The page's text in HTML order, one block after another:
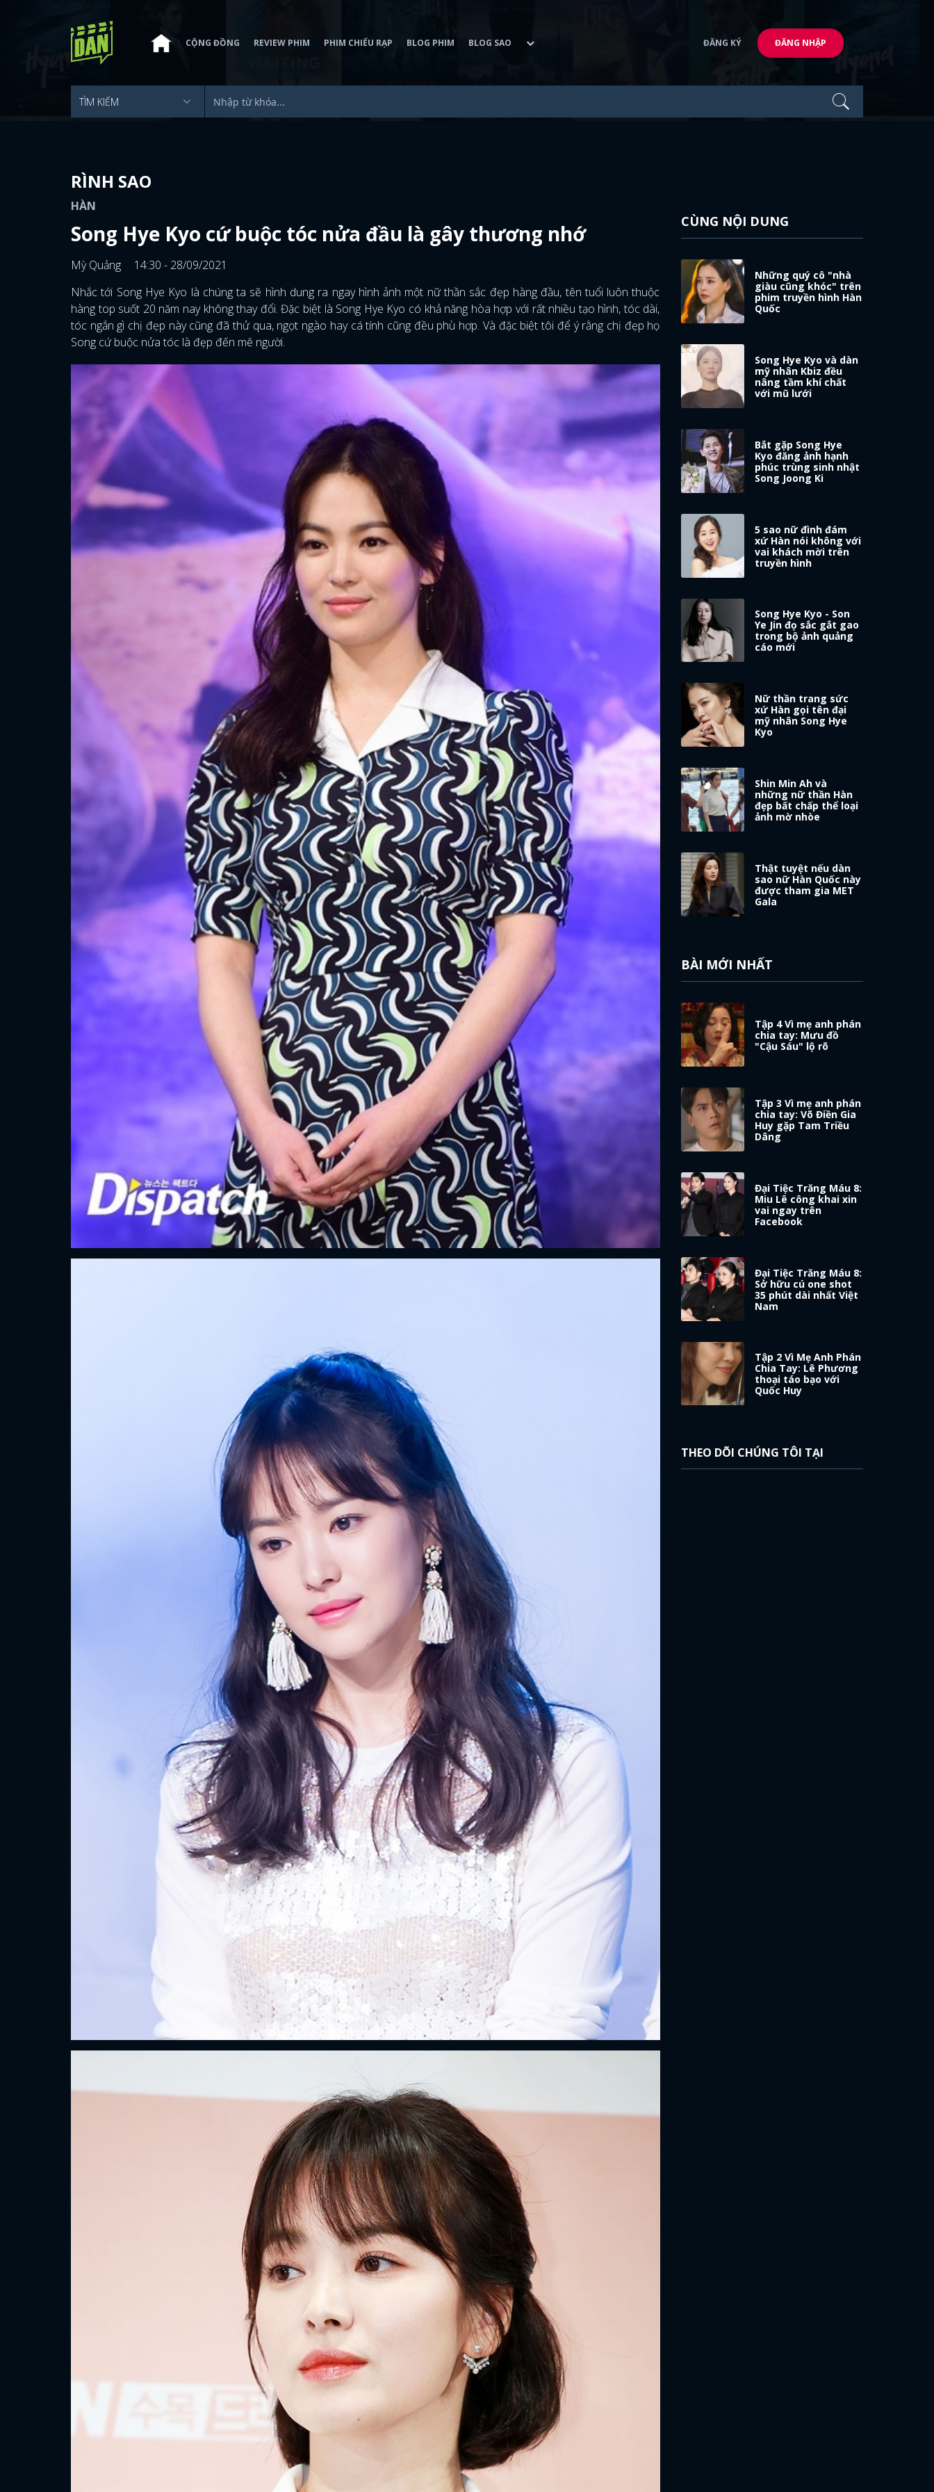
ĐĂNG NHẬP
FACEBOOK
CỘNG ĐỒNG REVIEW PHIM PHIM CHIẾU RẠP BLOG PHIM BLOG SAO ĐĂNG KÝ ĐĂNG NHẬP
RÌNH SAO
HÀN
Song Hye Kyo cứ buộc tóc nửa đầu là gây thương nhớ
Mỳ Quảng
14:30 - 28/09/2021
Nhắc tới Song Hye Kyo là chúng ta sẽ hình dung ra ngay hình ảnh một nữ thần sắc đẹp hàng đầu, tên tuổi luôn thuộc
hàng top suốt 20 năm nay không thay đổi. Đặc biệt là Song Hye Kyo có khả năng hòa hợp với rất nhiều tạo hình, tóc dài,
tóc ngắn gì chị đẹp này cũng đã thử qua, ngọt ngào hay cá tính cũng đều phù hợp. Và đặc biệt tôi để ý rằng chị đẹp họ
Song cứ buộc nửa tóc là đẹp đến mê người.
CÙNG NỘI DUNG
Những quý cô "nhà
giàu cũng khóc" trên
phim truyền hình Hàn
Quốc
Song Hye Kyo và dàn
mỹ nhân Kbiz đều
nâng tầm khí chất
với mũ lưới
Bắt gặp Song Hye
Kyo đăng ảnh hạnh
phúc trùng sinh nhật
Song Joong Ki
5 sao nữ đình đám
xứ Hàn nói không với
vai khách mời trên
truyền hình
Song Hye Kyo - Son
Ye Jin đọ sắc gắt gao
trong bộ ảnh quảng
cáo mới
Nữ thần trang sức
xứ Hàn gọi tên đại
mỹ nhân Song Hye
Kyo
Shin Min Ah và
những nữ thần Hàn
đẹp bất chấp thể loại
ảnh mờ nhòe
Thật tuyệt nếu dàn
sao nữ Hàn Quốc này
được tham gia MET
Gala
BÀI MỚI NHẤT
Tập 4 Vì mẹ anh phán
chia tay: Mưu đồ
"Cậu Sáu" lộ rõ
Tập 3 Vì mẹ anh phán
chia tay: Võ Điền Gia
Huy gặp Tam Triều
Dâng
Đại Tiệc Trăng Máu 8:
Miu Lê công khai xin
vai ngay trên
Facebook
Đại Tiệc Trăng Máu 8:
Sở hữu cú one shot
35 phút dài nhất Việt
Nam
Tập 2 Vì Mẹ Anh Phán
Chia Tay: Lê Phương
thoại táo bạo với
Quốc Huy
THEO DÕI CHÚNG TÔI TẠI